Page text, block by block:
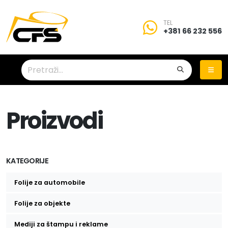
TEL
+381 66 232 556
Proizvodi
KATEGORIJE
Folije za automobile
Folije za zatamnjivanje stakala
Auto folije za promenu boje
Folije za objekte
Zaštitne folije za stakla
Mediji za štampu i reklame